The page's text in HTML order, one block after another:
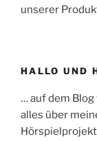
unserer
HALLO UND
… auf dem Blog
alles über